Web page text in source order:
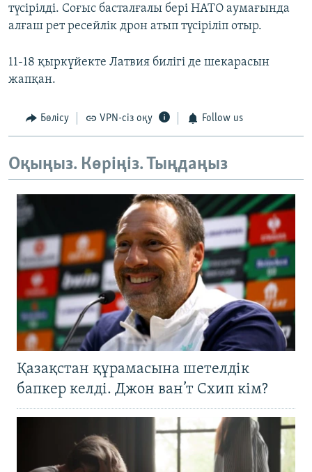
түсірілді. Соғыс басталғалы бері НАТО аумағында
алғаш рет ресейлік дрон атып түсіріліп отыр.
11-18 қыркүйекте Латвия билігі де шекарасын
жапқан.
Бөлісу VPN-сіз оқу Follow us
Оқыңыз. Көріңіз. Тыңдаңыз
Қазақстан құрамасына шетелдік
бапкер келді. Джон ван’т Схип кім?